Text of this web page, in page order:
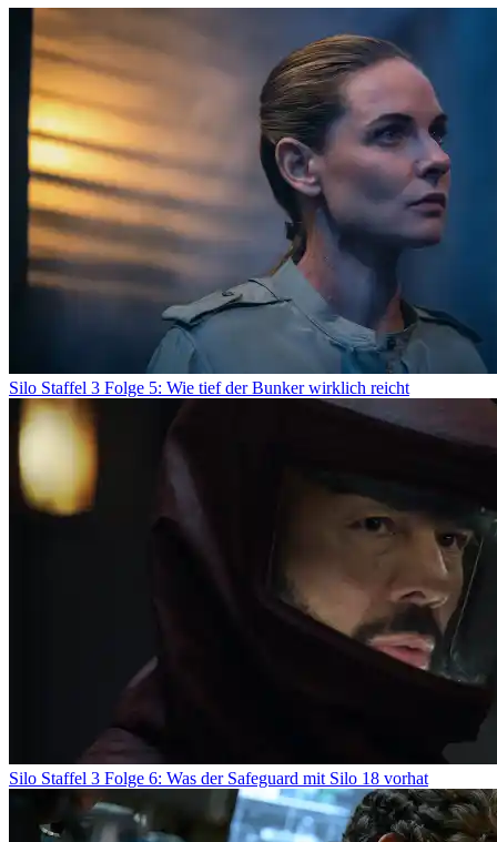
Silo Staffel 3 Folge 5: Wie tief der Bunker wirklich reicht
Silo Staffel 3 Folge 6: Was der Safeguard mit Silo 18 vorhat